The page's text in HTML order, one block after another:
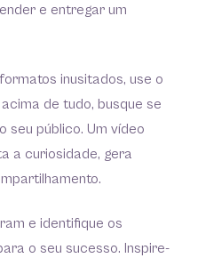
e entregar um
inusitados, use o
de tudo, busque se
público. Um vídeo
a curiosidade, gera
e identifique os
o seu sucesso. Inspire-